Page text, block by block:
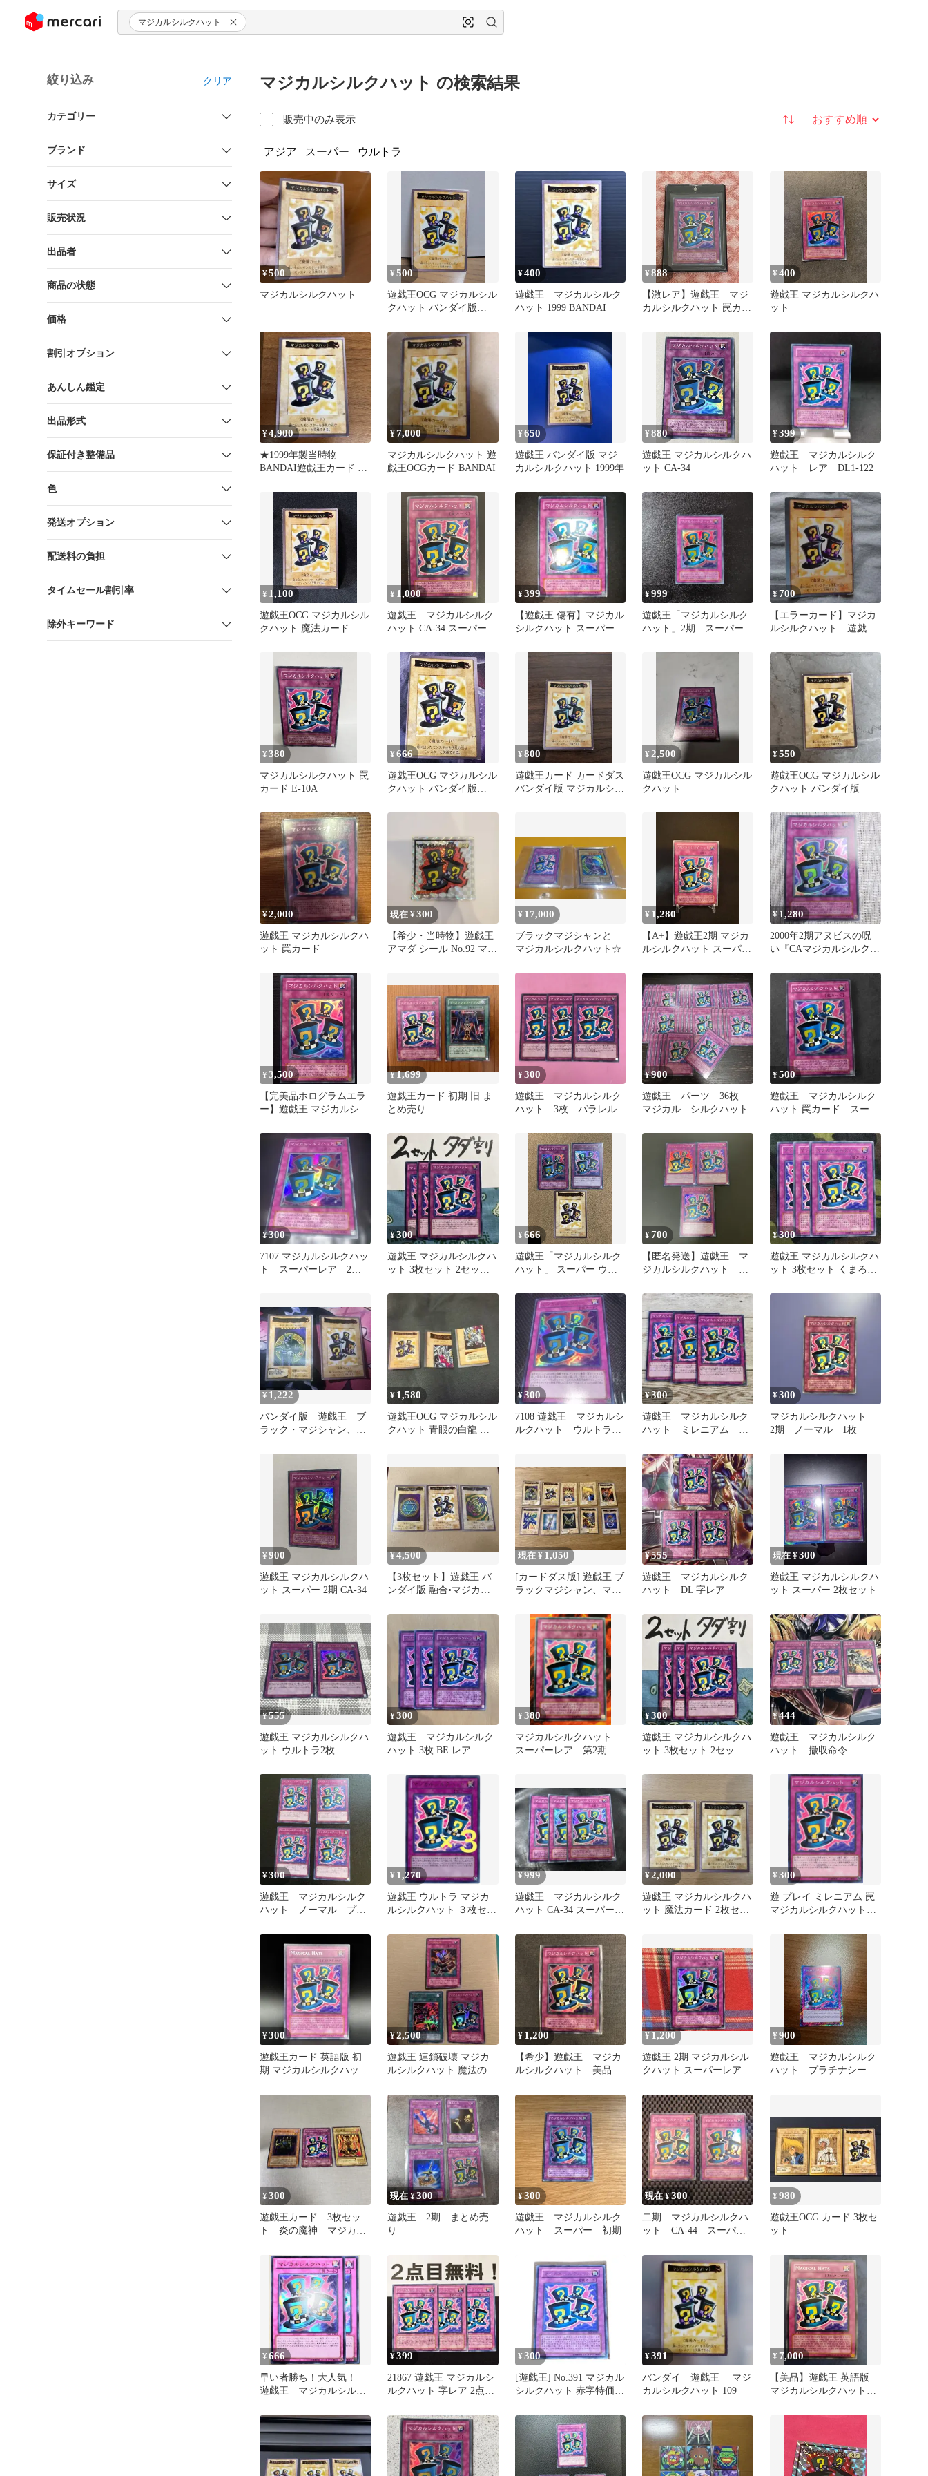
ツにスキップ マジカルシルクハット
絞り込み クリア
カテゴリー
ブランド
サイズ
販売状況
出品者
商品の状態
価格
割引オプション
あんしん鑑定
出品形式
保証付き整備品
色
発送オプション
配送料の負担
タイムセール割引率
除外キーワード
マジカルシルクハット の検索結果
販売中のみ表示 並び替え
アジア スーパー ウルトラ
¥500
マジカルシルクハット
¥500
遊戯王OCG マジカルシル
クハット バンダイ版
¥400
遊戯王 マジカルシルク
ハット 1999 BANDAI
¥888
【激レア】遊戯王 マジ
カルシルクハット 罠カー
レア
¥400
遊戯王 マジカルシルクハ
ット
¥4,900
★1999年製当時物
BANDAI遊戯王カード マ
カード★
¥7,000
マジカルシルクハット 遊
戯王OCGカード BANDAI
¥650
遊戯王 バンダイ版 マジ
カルシルクハット 1999年
¥880
遊戯王 マジカルシルクハ
ット CA-34
¥399
遊戯王 マジカルシルク
ハット レア DL1-122
¥ 1,100
遊戯王OCG マジカルシル
クハット 魔法カード
¥ 1,000
遊戯王 マジカルシルク
ハット CA-34 スーパーレ
¥399
【遊戯王 傷有】マジカル
シルクハット スーパーレ
¥999
遊戯王「マジカルシルク
ハット」2期 スーパー
¥700
【エラーカード】マジカ
ルシルクハット 遊戯
¥380
マジカルシルクハット 罠
カード E-10A
¥666
遊戯王OCG マジカルシル
クハット バンダイ版
¥800
遊戯王カード カードダス
バンダイ版 マジカルシル
¥ 2,500
遊戯王OCG マジカルシル
クハット
¥550
遊戯王OCG マジカルシル
クハット バンダイ版
¥2,000
遊戯王 マジカルシルクハ
ット 罠カード
現在 ¥300
​【希少・当時物】遊戯王
アマダ シール No.92 マジ
¥ 17,000
ブラックマジシャンと
マジカルシルクハット☆
¥ 1,280
【A+】遊戯王2期 マジカ
ルシルクハット スーパー
¥ 1,280
2000年2期アヌビスの呪
い『CAマジカルシルクハ
所々不備
¥3,500
【完美品ホログラムエラ
ー】遊戯王 マジカルシル
レア
¥1,699
遊戯王カード 初期 旧 ま
とめ売り
¥300
遊戯王 マジカルシルク
ハット 3枚 パラレル
¥900
遊戯王 パーツ 36枚
マジカル シルクハット
¥500
遊戯王 マジカルシルク
ハット 罠カード スーパ
¥300
7107 マジカルシルクハッ
ト スーパーレア 2
¥300
遊戯王 マジカルシルクハ
ット 3枚セット 2セット
¥666
遊戯王「マジカルシルク
ハット」 スーパー ウル
¥700
【匿名発送】遊戯王 マ
ジカルシルクハット ウ
¥300
遊戯王 マジカルシルクハ
ット 3枚セット くまろん
¥ 1,222
バンダイ版 遊戯王 ブ
ラック・マジシャン、マ
¥ 1,580
遊戯王OCG マジカルシル
クハット 青眼の白龍 カ
¥300
7108 遊戯王 マジカルシ
ルクハット ウルトラ
¥300
遊戯王 マジカルシルク
ハット ミレニアム
¥300
マジカルシルクハット
2期 ノーマル 1枚
¥900
遊戯王 マジカルシルクハ
ット スーパー 2期 CA-34
¥4,500
【3枚セット】遊戯王 バ
ンダイ版 融合•マジカル
縛
現在 ¥ 1,050
[カードダス版] 遊戯王 ブ
ラックマジシャン、マジ
ット
¥555
遊戯王 マジカルシルク
ハット DL 字レア
現在 ¥300
遊戯王 マジカルシルクハ
ット スーパー 2枚セット
¥555
遊戯王 マジカルシルクハ
ット ウルトラ2枚
¥300
遊戯王 マジカルシルク
ハット 3枚 BE レア
¥380
マジカルシルクハット
スーパーレア 第2期
¥300
遊戯王 マジカルシルクハ
ット 3枚セット 2セット
¥444
遊戯王 マジカルシルク
ハット 撤収命令
¥300
遊戯王 マジカルシルク
ハット ノーマル プロ
遊戯
¥ 1,270
遊戯王 ウルトラ マジカ
ルシルクハット ３枚セッ
15AY
¥999
遊戯王 マジカルシルク
ハット CA-34 スーパー
¥2,000
遊戯王 マジカルシルクハ
ット 魔法カード 2枚セッ
¥300
遊 プレイ ミレニアム 罠
マジカルシルクハット
¥300
遊戯王カード 英語版 初
期 マジカルシルクハット
ク
¥2,500
遊戯王 連鎖破壊 マジカ
ルシルクハット 魔法の筒
¥ 1,200
【希少】遊戯王 マジカ
ルシルクハット 美品
¥ 1,200
遊戯王 2期 マジカルシル
クハット スーパーレア
¥900
遊戯王 マジカルシルク
ハット プラチナシーク
¥300
遊戯王カード 3枚セッ
ト 炎の魔神 マジカル
の城
現在 ¥300
遊戯王 2期 まとめ売
り
¥300
遊戯王 マジカルシルク
ハット スーパー 初期
現在 ¥300
二期 マジカルシルクハ
ット CA-44 スーパー
¥980
遊戯王OCG カード 3枚セ
ット
¥666
早い者勝ち！大人気！
遊戯王 マジカルシルク
レア 2枚
¥399
21867 遊戯王 マジカルシ
ルクハット 字レア 2点目
¥ 300
[遊戯王] No.391 マジカル
シルクハット 赤字特価即
¥391
バンダイ 遊戯王 マジ
カルシルクハット 109
¥ 7,000
【美品】遊戯王 英語版
マジカルシルクハット